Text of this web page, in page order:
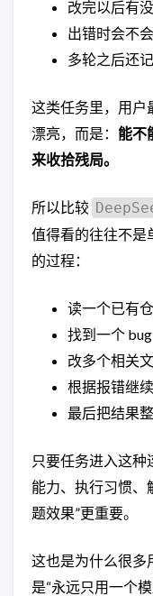
改完以后有
出错时会不
多轮之后还
这类任务里，用户
漂亮，而是： 能不
来收拾残局。
所以比较
值得看的往往不是
的过程：
读一个已有
找到一个 bug
改多个相关
根据报错继
最后把结果
只要任务进入这
能力、执行习惯、
题效果”更重要。
这也是为什么很多
是“永远只用一个